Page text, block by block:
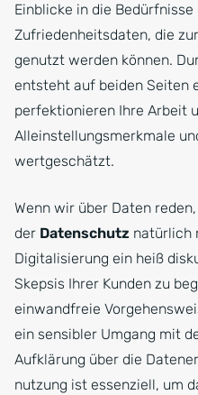
Einblicke in die
Zufriedenheitsdaten, die
genutzt werden können.
entsteht auf beiden Seiten
perfektionieren Ihre Arbeit
Alleinstellungsmerkmale
wertgeschätzt.
Wenn wir über Daten
der Datenschutz natürlich
Digitalisierung ein heiß
Skepsis Ihrer Kunden zu
einwandfreie
ein sensibler Umgang mit
Aufklärung über die
nutzung ist essenziell, um